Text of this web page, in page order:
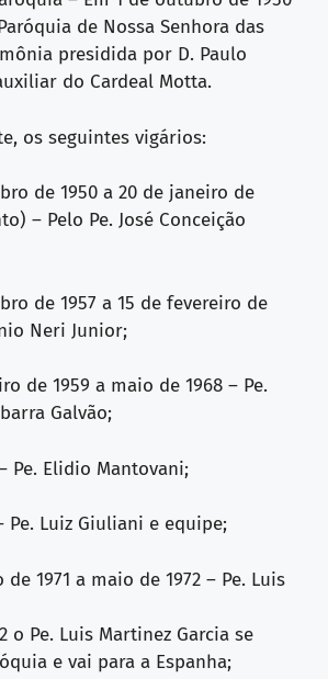
de Nossa Senhora das
presidida por D. Paulo
do Cardeal Motta.
os seguintes vigários:
de 1950 a 20 de janeiro de
– Pelo Pe. José Conceição
de 1957 a 15 de fevereiro de
Neri Junior;
de 1959 a maio de 1968 – Pe.
Galvão;
Pe. Elidio Mantovani;
Pe. Luiz Giuliani e equipe;
de 1971 a maio de 1972 – Pe. Luis
o Pe. Luis Martinez Garcia se
e vai para a Espanha;